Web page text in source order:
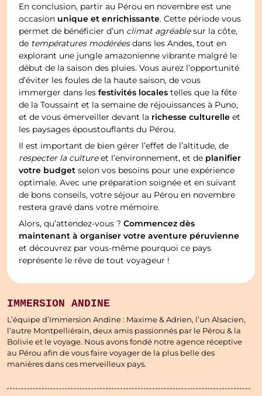
En conclusion, partir au Pérou en novembre est une
occasion unique et enrichissante. Cette période vous
permet de bénéficier d’un climat agréablesur la côte,
de températures modéréesdans les Andes, tout en
explorant une jungle amazonienne vibrante malgré le
début de la saison des pluies. Vous aurez l’opportunité
d’éviter les foules de la haute saison, de vous
immerger dans lesfestivités locales telles que la fête
de la Toussaint et la semaine de réjouissances à Puno,
et de vous émerveiller devant la richesse culturelle et
les paysages époustouflants du Pérou.
Il est important de bien gérer l’effet de l’altitude, de
respecter la cultureet l’environnement, et de planifier
votre budget selon vos besoins pour une expérience
optimale. Avec une préparation soignée et en suivant
de bons conseils, votre séjour au Pérou en novembre
restera gravé dans votre mémoire.
Alors, qu’attendez-vous ?Commencez dès
maintenant à organiser votre aventure péruvienne
et découvrez par vous-même pourquoi ce pays
représente le rêve de tout voyageur !
IMMERSION ANDINE
L’équipe d’Immersion Andine : Maxime & Adrien, l’un Alsacien,
l’autre Montpelliérain, deux amis passionnés par le Pérou & la
Bolivie et le voyage. Nous avons fondé notre agence réceptive
au Pérou afin de vous faire voyager de la plus belle des
manières dans ces merveilleux pays.